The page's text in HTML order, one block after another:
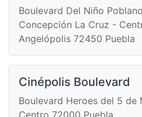
Boulevard Del Niño
Concepción La Cruz -
Angelópolis 72450 Puebla
Cinépolis Boulevard
Boulevard Heroes del 5 de